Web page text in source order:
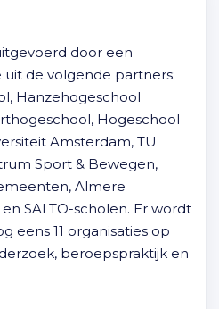
door een
de volgende partners:
Hanzehogeschool
Hogeschool
Amsterdam, TU
Sport & Bewegen,
Almere
SALTO-scholen. Er wordt
eens 11 organisaties op
beroepspraktijk en